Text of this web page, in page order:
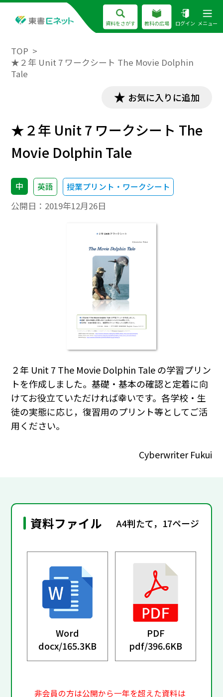
資料をさがす 教科の広場 ログイン メニュー
TOP
★２年 Unit 7 ワークシート The Movie Dolphin
Tale
お気に入りに追加
★２年 Unit 7 ワークシート The
Movie Dolphin Tale
中 英語 授業プリント・ワークシート
公開日： 2019年12月26日
２年 Unit 7 The Movie Dolphin Tale の学習プリン
トを作成しました。基礎・基本の確認と定着に向
けてお役立ていただければ幸いです。各学校・生
徒の実態に応じ，復習用のプリント等としてご活
用ください。
Cyberwriter Fukui
資料ファイル A4判たて，17ページ
Word
docx/165.3KB
PDF
pdf/396.6KB
非会員の方は公開から一年を超えた資料は